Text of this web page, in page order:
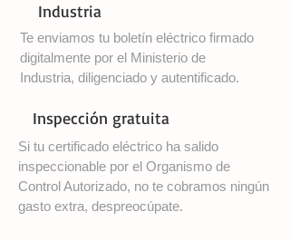
Industria
Te enviamos tu boletín eléctrico firmado
digitalmente por el Ministerio de
Industria, diligenciado y autentificado.
Inspección gratuita
Si tu certificado eléctrico ha salido
inspeccionable por el Organismo de
Control Autorizado, no te cobramos ningún
gasto extra, despreocúpate.